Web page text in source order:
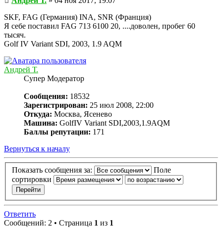
SKF, FAG (Германия) INA, SNR (Франция)
Я себе поставил FAG 713 6100 20, ....доволен, пробег 60
тысяч.
Golf IV Variant SDI, 2003, 1.9 AQM
Андрей Т.
Супер Модератор
Сообщения: 18532
Зарегистрирован: 25 июл 2008, 22:00
Откуда: Москва, Ясенево
Машина: GolfIV Variant SDI,2003,1.9AQM
Баллы репутации: 171
Вернуться к началу
Показать сообщения за:
Поле
сортировки
Ответить
Сообщений: 2 • Страница 1 из 1